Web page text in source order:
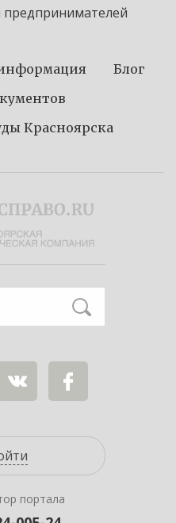
Блог
Красноярска
портала